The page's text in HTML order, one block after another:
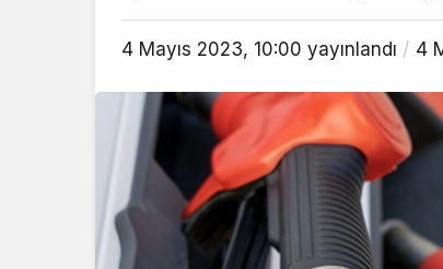
4 Mayıs 2023, 10:00 yayınlandı 4